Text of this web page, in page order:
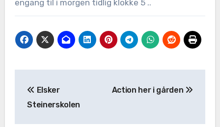
engang til i morgen tidlig klokke 5 ..
Elsker
Steinerskolen
Action her i gården